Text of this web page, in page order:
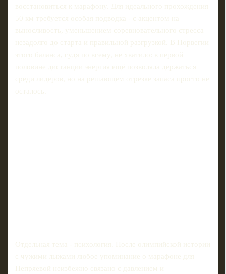
восстановиться к марафону. Для идеального прохождения
50 км требуется особая подводка - с акцентом на
выносливость, уменьшением соревновательного стресса
незадолго до старта и правильной разгрузкой. В Норвегии
этого баланса, судя по всему, не хватило: в первой
половине дистанции энергия ещё позволяла держаться
среди лидеров, но на решающем отрезке запаса просто не
осталось.
Отдельная тема - психология. После олимпийской истории
с чужими лыжами любое упоминание о марафоне для
Непряевой неизбежно связано с давлением и